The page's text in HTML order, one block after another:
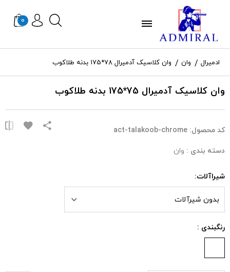
0
ادمیرال وان وان کلاسیک آدمیرال 78*175 بدنه طلاکوب
وان کلاسیک آدمیرال 75*175 بدنه طلاکوب
کد محصول: act-talakoob-chrome
دسته بندی : وان
شیراآلات:
بدون شیرآلات
رنگبندی :